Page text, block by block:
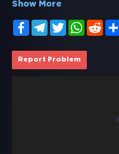
Show More
FacebookTelegramTwitter
Report Problem